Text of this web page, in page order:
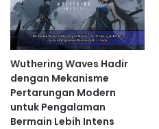
Wuthering Waves Hadir
dengan Mekanisme
Pertarungan Modern
untuk Pengalaman
Bermain Lebih Intens